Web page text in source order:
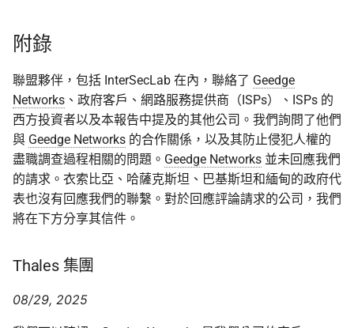
附錄
聯盟夥伴，包括 InterSecLab 在內，聯絡了 Geedge
Networks 、政府客戶、網路服務提供商（ISPs）、ISPs 的
西方投資者以及本報告中提及的其他公司。我們詢問了他們
與 Geedge Networks 的合作關係，以及其防止侵犯人權的
盡職調查過程相關的問題。 Geedge Networks 並未回應我們
的請求。衣索比亞、哈薩克斯坦、巴基斯坦和緬甸的政府代
表也沒有回應我們的聯繫。對於回應評論請求的公司，我們
將在下方分享其信件。
Thales 集團
08/29, 2025